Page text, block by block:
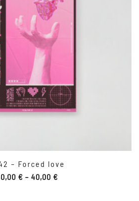
– Forced love
€ – 40,00 €